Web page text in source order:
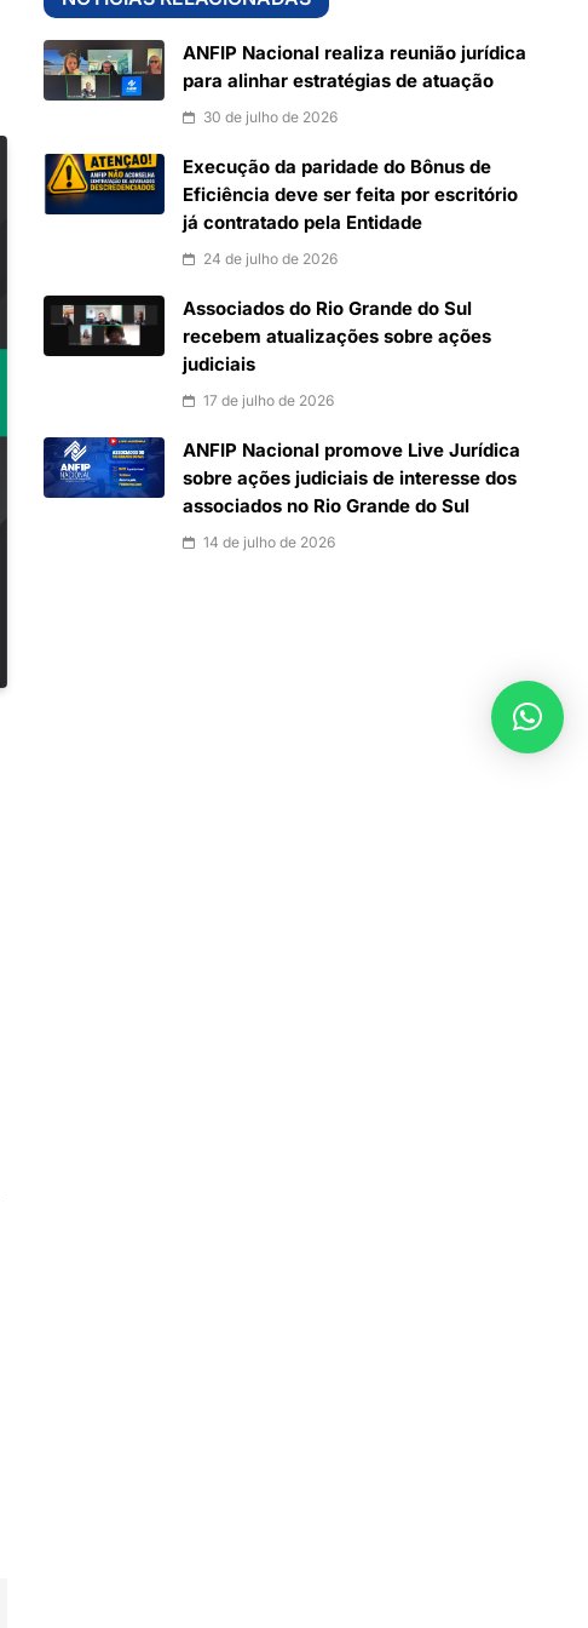
ANFIP Nacional realiza reunião jurídica
para alinhar estratégias de atuação
30 de julho de 2026
Execução da paridade do Bônus de
Eficiência deve ser feita por escritório
já contratado pela Entidade
24 de julho de 2026
Associados do Rio Grande do Sul
recebem atualizações sobre ações
judiciais
17 de julho de 2026
ANFIP Nacional promove Live Jurídica
sobre ações judiciais de interesse dos
associados no Rio Grande do Sul
14 de julho de 2026